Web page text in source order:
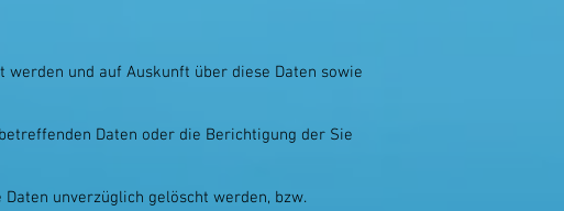
und auf Auskunft über diese Daten sowie
Daten oder die Berichtigung der Sie
unverzüglich gelöscht werden, bzw.